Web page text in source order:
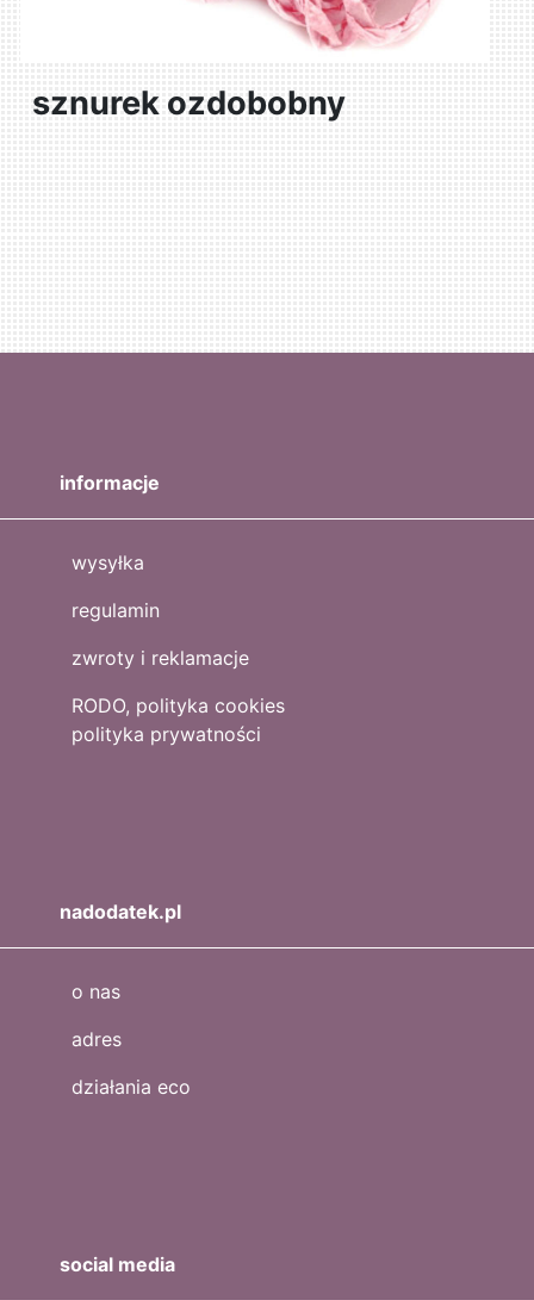
sznurek ozdobobny
informacje
wysyłka
regulamin
zwroty i reklamacje
RODO, polityka cookies
polityka prywatności
nadodatek.pl
o nas
adres
działania eco
social media